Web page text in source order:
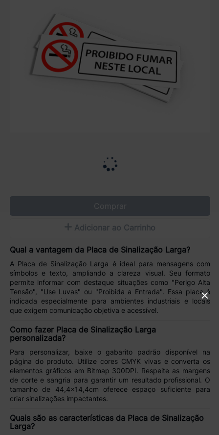
Comprar
Adicionar ao Carrinho
Qual a vantagem da Placa de Sinalização Larga?
A Placa de Sinalização Larga é ideal para mensagens com
símbolos e texto , ampliando a clareza visual. Seu formato
permite informar com destaque situações como "Perigo Alta
Tensão", "Use Luvas" ou "Proibida a Entrada". Essa placa é
indicada especialmente para ambientes industriais e locais
que exigem comunicação objetiva e acessível.
Como fazer Placa de Sinalização Larga
personalizada?
Para personalizar, baixe o gabarito padrão disponível na
página do produto. Utilize cores CMYK vivase converta os
elementos gráficos em Bitmap 300DPI. Respeite as margens
de corte e sangria para garantir um resultado profissional. O
tamanho de 44,4x14,4cm oferece espaço suficiente para
criar sinalizações impactantes.
Quais são as características da Placa de Sinalização
Larga?
×